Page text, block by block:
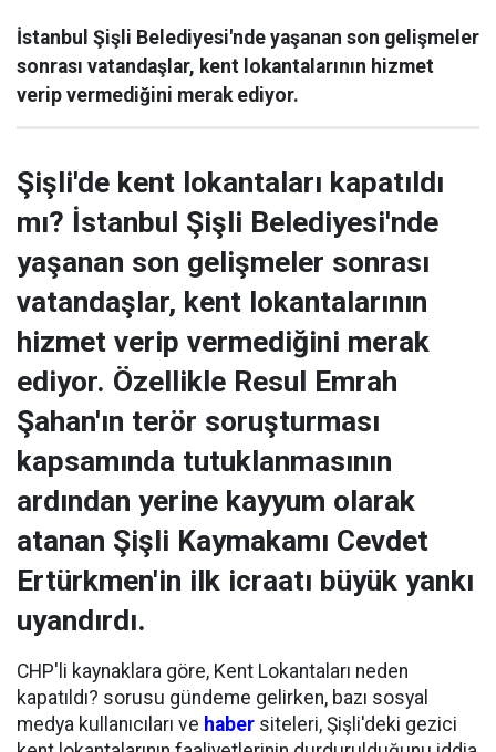
İstanbul Şişli Belediyesi'nde yaşanan son gelişmeler
sonrası vatandaşlar, kent lokantalarının hizmet
verip vermediğini merak ediyor.
Şişli'de kent lokantaları kapatıldı
mı? İstanbul Şişli Belediyesi'nde
yaşanan son gelişmeler sonrası
vatandaşlar, kent lokantalarının
hizmet verip vermediğini merak
ediyor. Özellikle Resul Emrah
Şahan'ın terör soruşturması
kapsamında tutuklanmasının
ardından yerine kayyum olarak
atanan Şişli Kaymakamı Cevdet
Ertürkmen'in ilk icraatı büyük yankı
uyandırdı.
CHP'li kaynaklara göre, Kent Lokantaları neden
kapatıldı? sorusu gündeme gelirken, bazı sosyal
medya kullanıcıları ve haber siteleri, Şişli'deki gezici